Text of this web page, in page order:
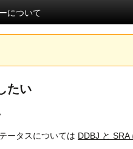
について
たい
ータスについては DDBJ と SRA